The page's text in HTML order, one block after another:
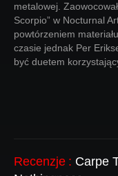
metalowej.
Scorpio” w Nocturnal
powtórzeniem
czasie jednak Per
być duetem
Recenzje : Carpe